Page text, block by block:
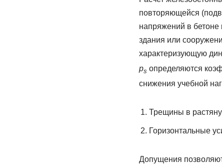
повторяющейся
напряжений в бетоне
здания или
характеризующую
ps определяются
снижения учебной
Трещины в
Горизонтальные
Допущения